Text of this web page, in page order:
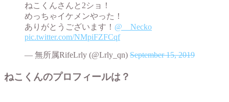
ねこくんさんと2ショ！
めっちゃイケメンやった！
ありがとうございます！ @__Necko
pic.twitter.com/NMpiFZFCqf
— 無所属RifeLrly (@Lrly_qn) September 15, 2019
ねこくんのプロフィールは？